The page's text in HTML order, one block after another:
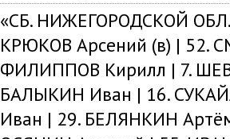
«СБ. НИЖЕГОРОДСКОЙ
КРЮКОВ Арсений (в) | 52.
ФИЛИППОВ Кирилл | 7.
БАЛЫКИН Иван | 16.
Иван | 29. БЕЛЯНКИН